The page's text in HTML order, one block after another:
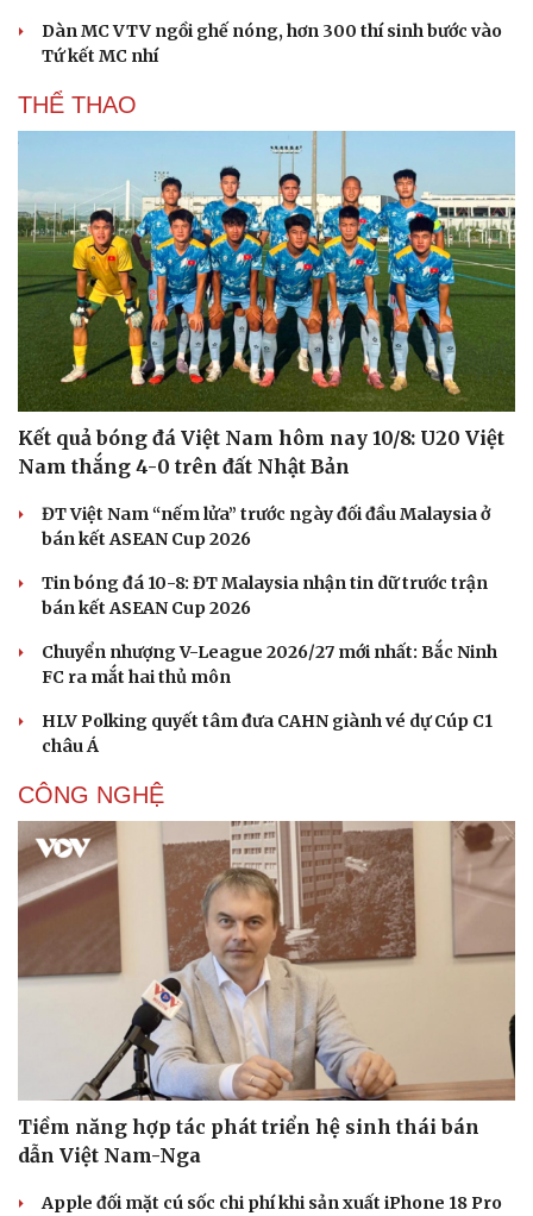
Tư vấn
Săn Tour
check-in
Podcast
Câu chuyện thời sự
Đọc truyện đêm khuya
Cửa sổ tình yêu
Kể chuyện cho bé
Hạt giống tâm hồn
Dàn MC VTV ngồi ghế nóng, hơn 300 thí sinh bước vào
Tứ kết MC nhí
THỂ THAO
Kết quả bóng đá Việt Nam hôm nay 10/8: U20 Việt
Nam thắng 4-0 trên đất Nhật Bản
ĐT Việt Nam “nếm lửa” trước ngày đối đầu Malaysia ở
bán kết ASEAN Cup 2026
Tin bóng đá 10-8: ĐT Malaysia nhận tin dữ trước trận
bán kết ASEAN Cup 2026
Chuyển nhượng V-League 2026/27 mới nhất: Bắc Ninh
FC ra mắt hai thủ môn
HLV Polking quyết tâm đưa CAHN giành vé dự Cúp C1
châu Á
CÔNG NGHỆ
Tiềm năng hợp tác phát triển hệ sinh thái bán
dẫn Việt Nam-Nga
Apple đối mặt cú sốc chi phí khi sản xuất iPhone 18 Pro